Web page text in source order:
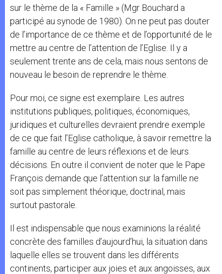
sur le thème de la « Famille » (Mgr Bouchard a
participé au synode de 1980). On ne peut pas douter
de l’importance de ce thème et de l’opportunité de le
mettre au centre de l’attention de l’Eglise. Il y a
seulement trente ans de cela, mais nous sentons de
nouveau le besoin de reprendre le thème.
Pour moi, ce signe est exemplaire. Les autres
institutions publiques, politiques, économiques,
juridiques et culturelles devraient prendre exemple
de ce que fait l’Eglise catholique, à savoir remettre la
famille au centre de leurs réflexions et de leurs
décisions. En outre il convient de noter que le Pape
François demande que l’attention sur la famille ne
soit pas simplement théorique, doctrinal, mais
surtout pastorale.
Il est indispensable que nous examinions la réalité
concrète des familles d’aujourd’hui, la situation dans
laquelle elles se trouvent dans les différents
continents, participer aux joies et aux angoisses, aux